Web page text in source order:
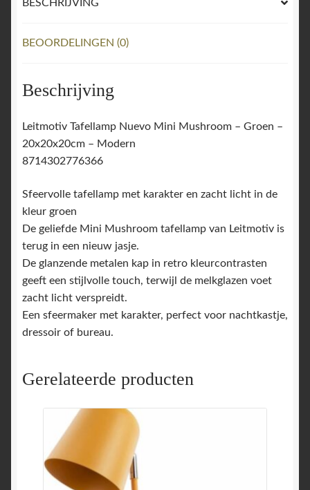
BESCHRIJVING
BEOORDELINGEN (0)
Beschrijving
Leitmotiv Tafellamp Nuevo Mini Mushroom – Groen –
20x20x20cm – Modern
8714302776366
Sfeervolle tafellamp met karakter en zacht licht in de
kleur groen
De geliefde Mini Mushroom tafellamp van Leitmotiv is
terug in een nieuw jasje.
De glanzende metalen kap in retro kleurcontrasten
geeft een stijlvolle touch, terwijl de melkglazen voet
zacht licht verspreidt.
Een sfeermaker met karakter, perfect voor nachtkastje,
dressoir of bureau.
Gerelateerde producten